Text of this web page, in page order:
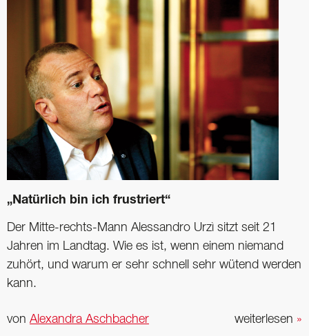
„Natürlich bin ich frustriert“
Der Mitte-rechts-Mann Alessandro Urzì sitzt seit 21
Jahren im Landtag. Wie es ist, wenn einem niemand
zuhört, und warum er sehr schnell sehr wütend werden
kann.
weiterlesen »
von Alexandra Aschbacher